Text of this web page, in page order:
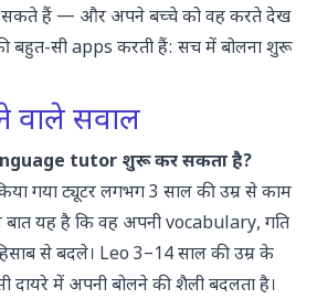
सकते हैं — और अपने बच्चे को वह करते देख
बहुत-सी apps करती हैं: सच में बोलना शुरू
वाले सवाल
tutor शुरू कर सकता है?
गया ट्यूटर लगभग 3 साल की उम्र से काम
यह है कि वह अपनी vocabulary, गति
से बदले। Leo 3–14 साल की उम्र के
दायरे में अपनी बोलने की शैली बदलता है।